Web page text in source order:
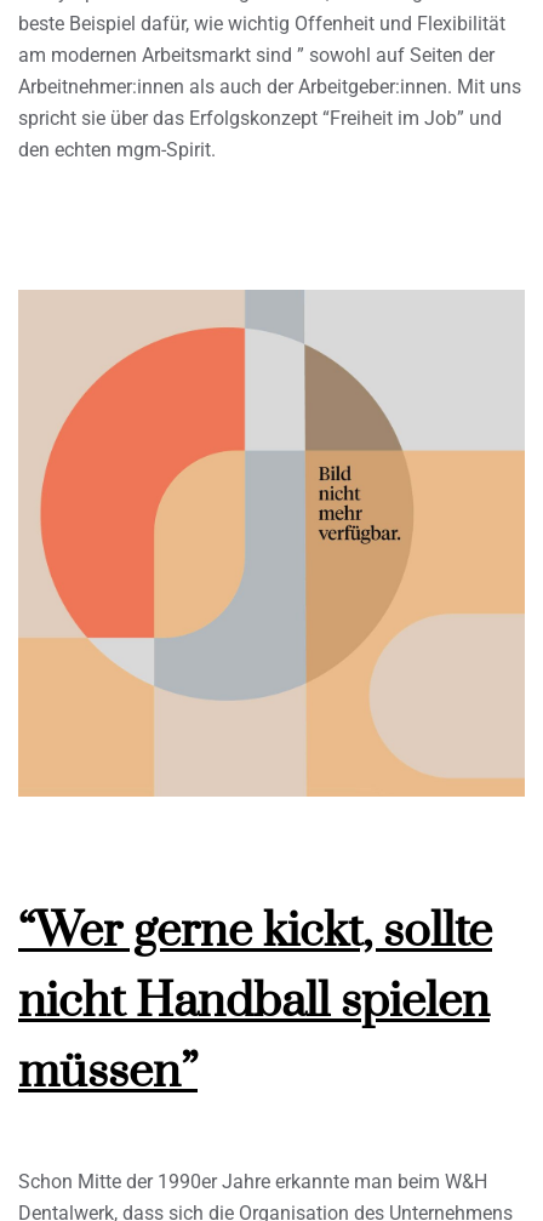
beste Beispiel dafür, wie wichtig Offenheit und Flexibilität
am modernen Arbeitsmarkt sind ” sowohl auf Seiten der
Arbeitnehmer:innen als auch der Arbeitgeber:innen. Mit uns
spricht sie über das Erfolgskonzept “Freiheit im Job” und
den echten mgm-Spirit.
“Wer gerne kickt, sollte
nicht Handball spielen
müssen”
Schon Mitte der 1990er Jahre erkannte man beim W&H
Dentalwerk, dass sich die Organisation des Unternehmens